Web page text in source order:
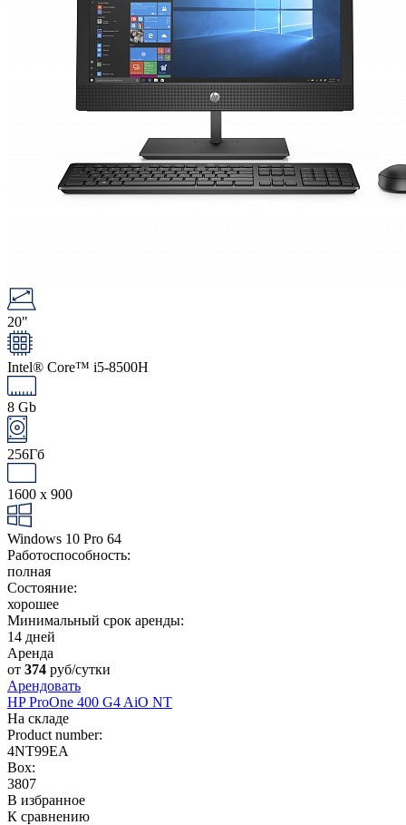
20"
Intel® Core™ i5-8500H
8 Gb
256Гб
1600 x 900
Windows 10 Pro 64
Работоспособность:
полная
Состояние:
хорошее
Минимальный срок аренды:
14 дней
Аренда
от 374 руб/сутки
Арендовать
HP ProOne 400 G4 AiO NT
На складе
Product number:
4NT99EA
Box:
3807
В избранное
К сравнению